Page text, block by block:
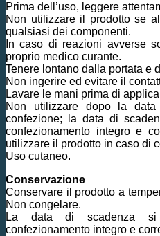
Prima dell’uso, leggere
Non utilizzare il prodotto se
qualsiasi dei componenti.
In caso di reazioni avverse
proprio medico curante.
Tenere lontano dalla portata e
Non ingerire ed evitare il
Lavare le mani prima di
Non utilizzare dopo la
confezione; la data di
confezionamento integro e
utilizzare il prodotto in caso di
Uso cutaneo.
Conservazione
Conservare il prodotto a
Non congelare.
La data di scadenza
confezionamento integro e